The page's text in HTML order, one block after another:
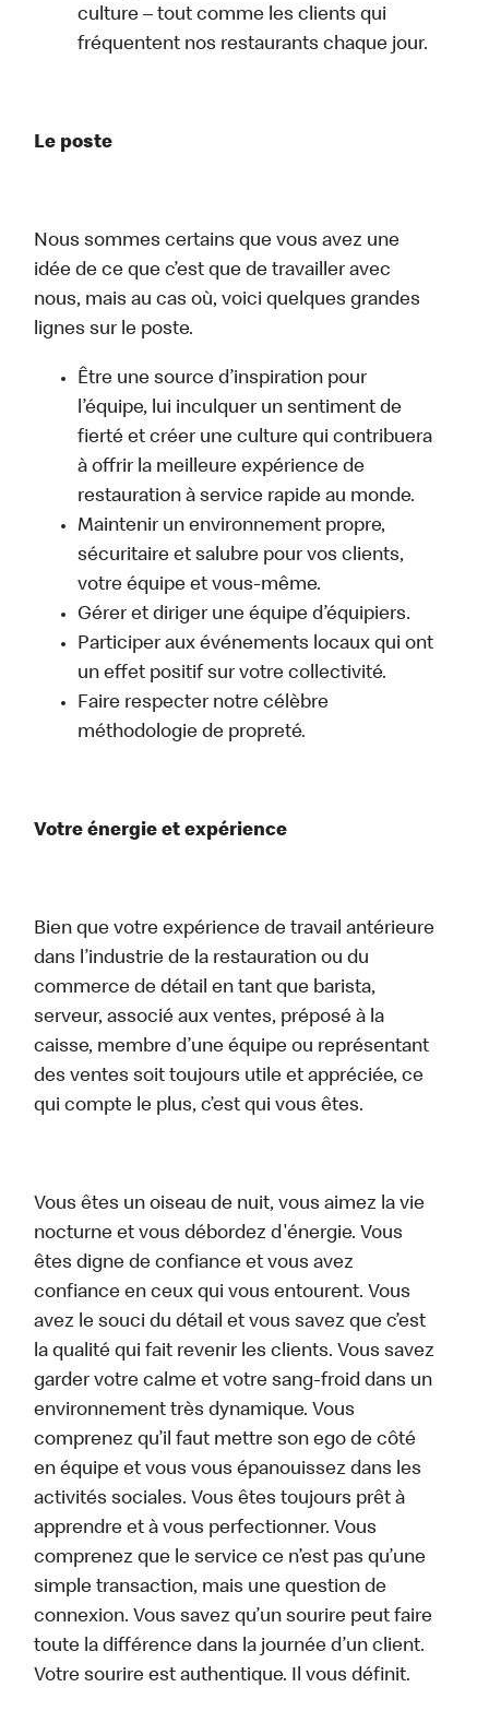
culture – tout comme les clients qui
fréquentent nos restaurants chaque jour.
Le poste
Nous sommes certains que vous avez une
idée de ce que c’est que de travailler avec
nous, mais au cas où, voici quelques grandes
lignes sur le poste.
Être une source d’inspiration pour
l’équipe, lui inculquer un sentiment de
fierté et créer une culture qui contribuera
à offrir la meilleure expérience de
restauration à service rapide au monde.
Maintenir un environnement propre,
sécuritaire et salubre pour vos clients,
votre équipe et vous-même.
Gérer et diriger une équipe d’équipiers.
Participer aux événements locaux qui ont
un effet positif sur votre collectivité.
Faire respecter notre célèbre
méthodologie de propreté.
Votre énergie et expérience
Bien que votre expérience de travail antérieure
dans l’industrie de la restauration ou du
commerce de détail en tant que barista,
serveur, associé aux ventes, préposé à la
caisse, membre d’une équipe ou représentant
des ventes soit toujours utile et appréciée, ce
qui compte le plus, c’est qui vous êtes.
Vous êtes un oiseau de nuit, vous aimez la vie
nocturne et vous débordez d'énergie. Vous
êtes digne de confiance et vous avez
confiance en ceux qui vous entourent. Vous
avez le souci du détail et vous savez que c’est
la qualité qui fait revenir les clients. Vous savez
garder votre calme et votre sang-froid dans un
environnement très dynamique. Vous
comprenez qu’il faut mettre son ego de côté
en équipe et vous vous épanouissez dans les
activités sociales. Vous êtes toujours prêt à
apprendre et à vous perfectionner. Vous
comprenez que le service ce n’est pas qu’une
simple transaction, mais une question de
connexion. Vous savez qu’un sourire peut faire
toute la différence dans la journée d’un client.
Votre sourire est authentique. Il vous définit.